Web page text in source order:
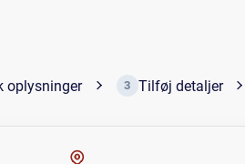
oplysninger 3 Tilføj detaljer